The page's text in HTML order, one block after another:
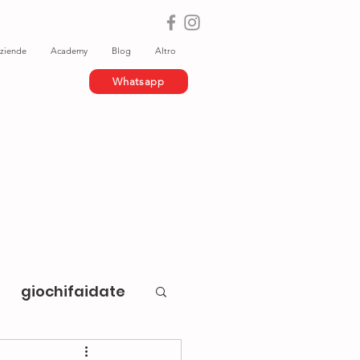
Academy Blog Altro
Whatsapp
giochifaidate